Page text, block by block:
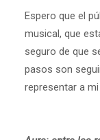
Espero que el
musical, que
seguro de que
pasos son
representar a